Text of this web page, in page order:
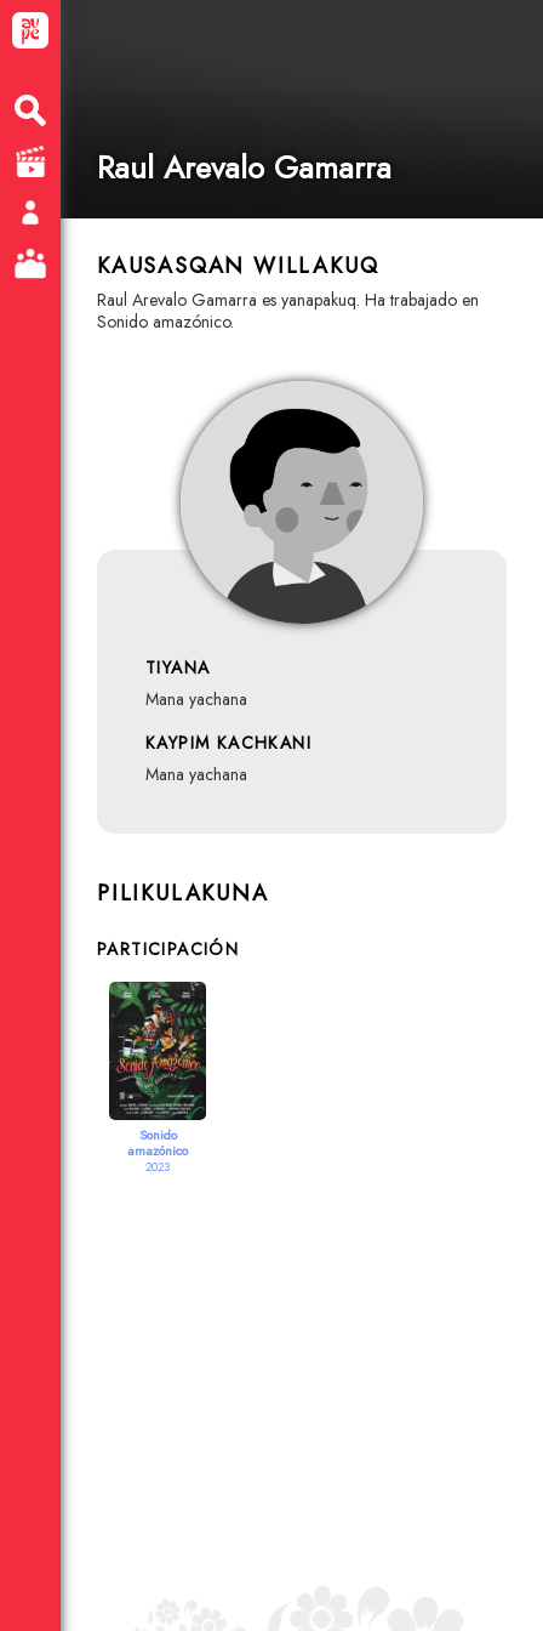
Raul Arevalo Gamarra
KAUSASQAN WILLAKUQ
Raul Arevalo Gamarra es yanapakuq. Ha trabajado en
Sonido amazónico.
TIYANA
mana yachana
KAYPIM KACHKANI
mana yachana
PILIKULAKUNA
PARTICIPACIÓN
Sonido
amazónico
2023